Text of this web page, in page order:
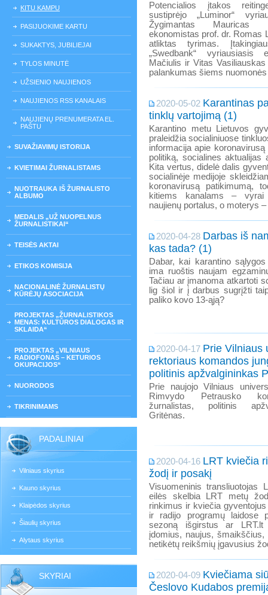
KITU KAMPU
PASIJUOKIME KARTU
SUKAKTYS, JUBILIEJAI
TYLOS MINUTĖ
UŽSIENIO NAUJIENOS
NAUJIENOS RSS KANALAIS
NAUJIENŲ PRENUMERATA EL.
PAŠTU
SUVAŽIAVIMŲ ISTORIJA
KVIETIMAI ŽURNALISTAMS
NUOTRAUKA IŠ ŽURNALISTO
ALBUMO
MEDALIS „UŽ NUOPELNUS
ŽURNALISTIKAI“
TEISĖS AKTAI
ETIKOS KOMISIJA
NACIONALINĖ ŽURNALISTŲ
KŪRĖJŲ ASOCIACIJA
PROJEKTAS „ŽURNALISTIKOS
MENAS: KULTŪROS DIALOGAS IR
SKLAIDA“
PROJEKTAS „VILNIAUS
RADIOFONAS – KETURIOS
OKUPACIJOS“
NUORODOS
TIKRINIMAMS
PADALINIAI
Vilniaus skyrius
Kauno skyrius
Klaipėdos skyrius
Šiaulių skyrius
Alytaus skyrius
SKYRIAI
Potencialios įtakos
sustiprėjo „Luminor“
Žygimantas Mauricas
ekonomistas prof. dr. Romas
atliktas tyrimas.
„Swedbank“ vyriausiasis
Mačiulis ir Vitas
palankumas šiems
2020-05-02 Karantinas
tinklų vartojimą (1)
Karantino metu Lietuvos
praleidžia socialiniuose
informacija apie
politiką, socialines aktualijas
Kita vertus, didelė dalis
socialinėje medijoje
koronavirusą patikimumą,
kitiems kanalams – vyrai
naujienų portalus, o moterys
2020-04-28 Darbas iš
kas tada? (1)
Dabar, kai karantino
ima ruoštis naujam
Tačiau ar įmanoma atkartoti
lig šiol ir į darbus sugrįžti
paliko kovo 13-ąją?
2020-04-17 Prie Vilniaus
rektoriaus komandos
politinis apžvalgininkas
Prie naujojo Vilniaus
Rimvydo Petrausko
žurnalistas, politinis
Gritėnas.
2020-04-16 LRT kviečia
žodį ir posakį
Visuomeninis transliuotojas
eilės skelbia LRT metų
rinkimus ir kviečia
ir radijo programų laidose
sezoną išgirstus ar LRT.lt
įdomius, naujus,
netikėtų reikšmių įgavusius
2020-04-09 Kviečiama
Česlovo Kudabos